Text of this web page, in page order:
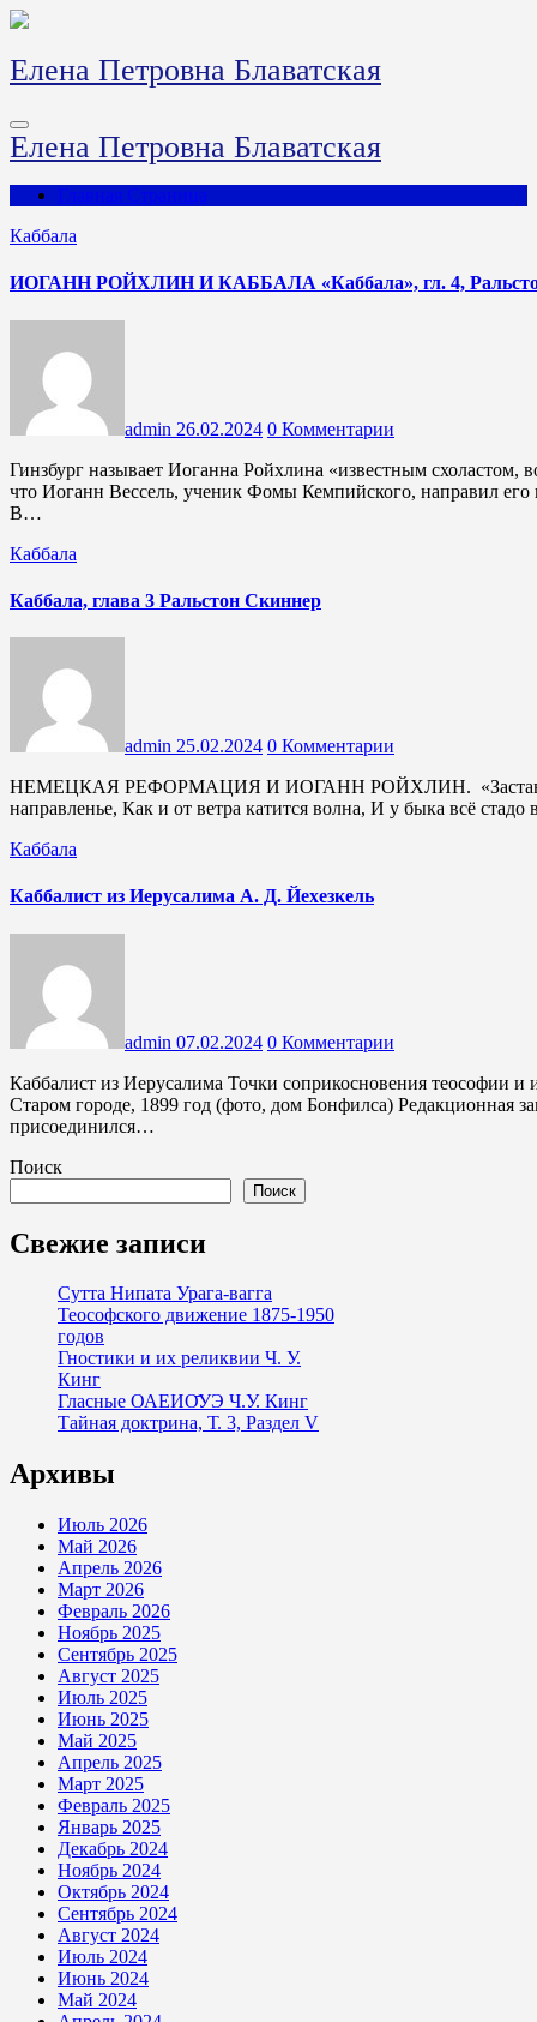
Перейти
содержимому
Елена Петровна Блаватская
Елена Петровна Блаватская
Главная Страница
Каббала
ИОГАНН РОЙХЛИН И КАББАЛА «Каббала», гл. 4,
admin 26.02.2024 0 Комментарии
Гинзбург называет Иоганна Ройхлина «известным схоластом, возродившим восточную литературу в Европе». Говорят,
что Иоганн Вессель, ученик Фомы Кемпийского, направил
В…
Каббала
Каббала, глава 3 Ральстон Скиннер
admin 25.02.2024 0 Комментарии
НЕМЕЦКАЯ РЕФОРМАЦИЯ И ИОГАНН РОЙХЛИН. «Заставит дух лишь одного ума, Идти толпу в едином
направленье, Как и от ветра катится волна, И у быка всё
Каббала
Каббалист из Иерусалима А. Д. Йехезкель
admin 07.02.2024 0 Комментарии
Каббалист из Иерусалима Точки соприкосновения теософии и иудаизма А. Д. Йехезкель Иерусалим, Яффские ворота в
Старом городе, 1899 год (фото, дом Бонфилса) Редакционная
присоединился…
Поиск
Поиск
Свежие записи
Сутта Нипата Урага-вагга
Теософского движение 1875-1950
годов
Гностики и их реликвии Ч. У.
Кинг
Гласные ОАЕИО̄УЭ Ч.У. Кинг
Тайная доктрина, Т. 3, Раздел V
Архивы
Июль 2026
Май 2026
Апрель 2026
Март 2026
Февраль 2026
Ноябрь 2025
Сентябрь 2025
Август 2025
Июль 2025
Июнь 2025
Май 2025
Апрель 2025
Март 2025
Февраль 2025
Январь 2025
Декабрь 2024
Ноябрь 2024
Октябрь 2024
Сентябрь 2024
Август 2024
Июль 2024
Июнь 2024
Май 2024